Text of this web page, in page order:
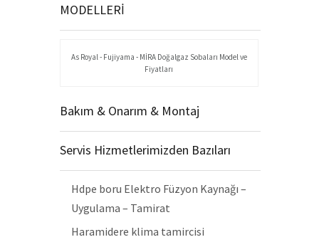
MODELLERİ
As Royal - Fujiyama - MİRA Doğalgaz Sobaları Model ve
Fiyatları
Bakım & Onarım & Montaj
Servis Hizmetlerimizden Bazıları
Hdpe boru Elektro Füzyon Kaynağı –
Uygulama – Tamirat
Haramidere klima tamircisi